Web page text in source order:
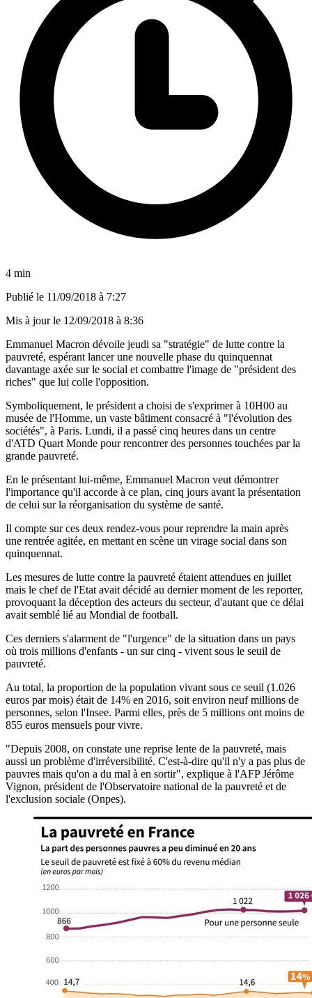
4 min
Publié le 11/09/2018 à 7:27
Mis à jour le 12/09/2018 à 8:36
Emmanuel Macron dévoile jeudi sa "stratégie" de lutte contre la
pauvreté, espérant lancer une nouvelle phase du quinquennat
davantage axée sur le social et combattre l'image de "président des
riches" que lui colle l'opposition.
Symboliquement, le président a choisi de s'exprimer à 10H00 au
musée de l'Homme, un vaste bâtiment consacré à "l'évolution des
sociétés", à Paris. Lundi, il a passé cinq heures dans un centre
d'ATD Quart Monde pour rencontrer des personnes touchées par la
grande pauvreté.
En le présentant lui-même, Emmanuel Macron veut démontrer
l'importance qu'il accorde à ce plan, cinq jours avant la présentation
de celui sur la réorganisation du système de santé.
Il compte sur ces deux rendez-vous pour reprendre la main après
une rentrée agitée, en mettant en scène un virage social dans son
quinquennat.
Les mesures de lutte contre la pauvreté étaient attendues en juillet
mais le chef de l'Etat avait décidé au dernier moment de les reporter,
provoquant la déception des acteurs du secteur, d'autant que ce délai
avait semblé lié au Mondial de football.
Ces derniers s'alarment de "l'urgence" de la situation dans un pays
où trois millions d'enfants - un sur cinq - vivent sous le seuil de
pauvreté.
Au total, la proportion de la population vivant sous ce seuil (1.026
euros par mois) était de 14% en 2016, soit environ neuf millions de
personnes, selon l'Insee. Parmi elles, près de 5 millions ont moins de
855 euros mensuels pour vivre.
"Depuis 2008, on constate une reprise lente de la pauvreté, mais
aussi un problème d'irréversibilité. C'est-à-dire qu'il n'y a pas plus de
pauvres mais qu'on a du mal à en sortir", explique à l'AFP Jérôme
Vignon, président de l'Observatoire national de la pauvreté et de
l'exclusion sociale (Onpes).